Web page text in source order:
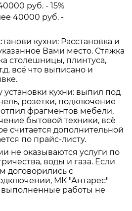
руб. - 15%
40000 руб. -
кухни: Расстановка и
Вами место. Стяжка
столешницы, плинтуса,
всё что выписано и
установки кухни: выпил под
розетки, подключение
фрагментов мебели,
бытовой техники, всё
считается дополнительной
по прайс-листу.
не оказываются услуги по
воды и газа. Если
договорились с
МК "Антарес"
выполненные работы не